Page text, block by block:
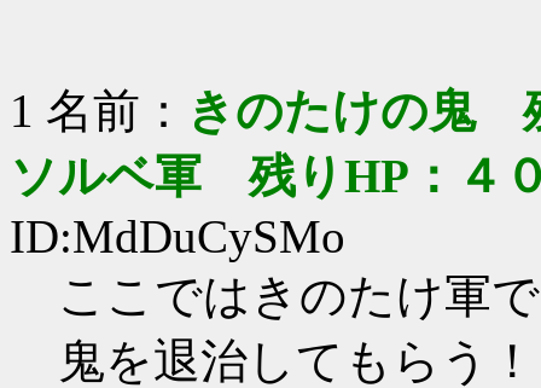
1 名前： きのたけの鬼
ソルベ軍 残りHP：４
ID:MdDuCySMo
ここではきのたけ軍
鬼を退治してもらう！